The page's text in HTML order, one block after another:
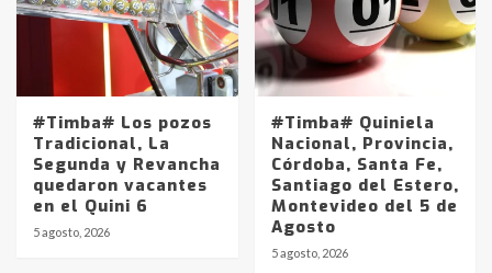
#Timba# Los pozos
Tradicional, La
Segunda y Revancha
quedaron vacantes
en el Quini 6
5 agosto, 2026
#Timba# Quiniela
Nacional, Provincia,
Córdoba, Santa Fe,
Santiago del Estero,
Montevideo del 5 de
Agosto
5 agosto, 2026
Identidad de los adolescentes
pampeanos que fueron